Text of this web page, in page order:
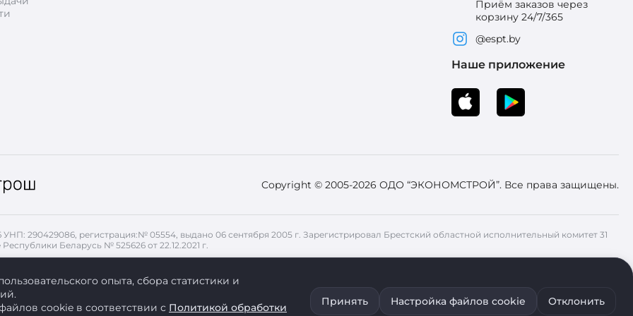
Приём заказов через
корзину 24/7/365
@espt.by
Наше приложение
Copyright © 2005-2026 ОДО “ЭКОНОМСТРОЙ”. Все права защищены.
290429086, регистрация:№ 05554, выдано 06 сентября 2005 г. Зарегистрировал Брестский областной исполнительный комитет 31
Беларусь № 525626 от 22.12.2021 г.
опыта, сбора статистики и
cookie в соответствии с Политикой обработки
Принять Настройка файлов cookie Отклонить